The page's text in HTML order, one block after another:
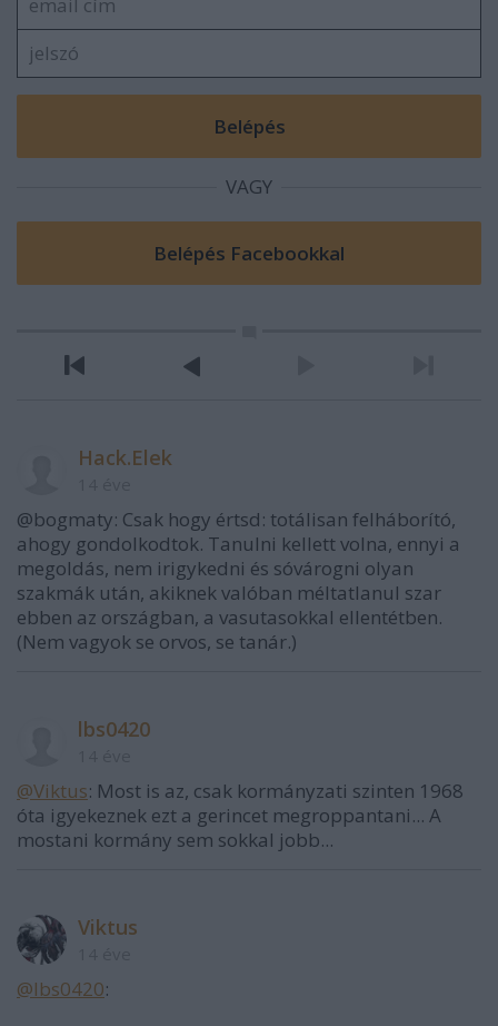
VAGY
Hack.Elek
@bogmaty: Csak hogy értsd: totálisan felháborító,
ahogy gondolkodtok. Tanulni kellett volna, ennyi a
megoldás, nem irigykedni és sóvárogni olyan
szakmák után, akiknek valóban méltatlanul szar
ebben az országban, a vasutasokkal ellentétben.
(Nem vagyok se orvos, se tanár.)
lbs0420
@Viktus: Most is az, csak kormányzati szinten 1968
óta igyekeznek ezt a gerincet megroppantani... A
mostani kormány sem sokkal jobb...
Viktus
@lbs0420: